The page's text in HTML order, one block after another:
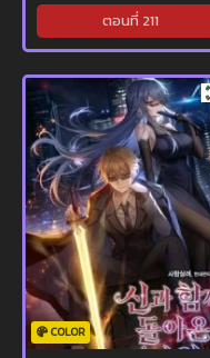
ตอนที่ 211
COLOR